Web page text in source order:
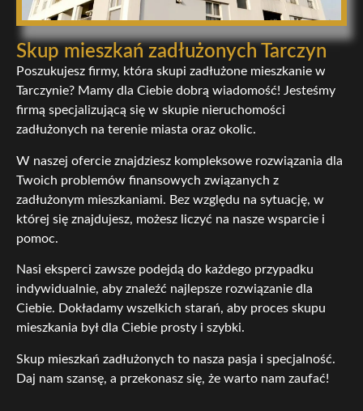
Skup mieszkań zadłużonych Tarczyn
Poszukujesz firmy, która skupi zadłużone mieszkanie w
Tarczynie? Mamy dla Ciebie dobrą wiadomość! Jesteśmy
firmą specjalizującą się w skupie nieruchomości
zadłużonych na terenie miasta oraz okolic.
W naszej ofercie znajdziesz kompleksowe rozwiązania dla
Twoich problemów finansowych związanych z
zadłużonym mieszkaniami. Bez względu na sytuację, w
której się znajdujesz, możesz liczyć na nasze wsparcie i
pomoc.
Nasi eksperci zawsze podejdą do każdego przypadku
indywidualnie, aby znaleźć najlepsze rozwiązanie dla
Ciebie. Dokładamy wszelkich starań, aby proces skupu
mieszkania był dla Ciebie prosty i szybki.
Skup mieszkań zadłużonych to nasza pasja i specjalność.
Daj nam szansę, a przekonasz się, że warto nam zaufać!